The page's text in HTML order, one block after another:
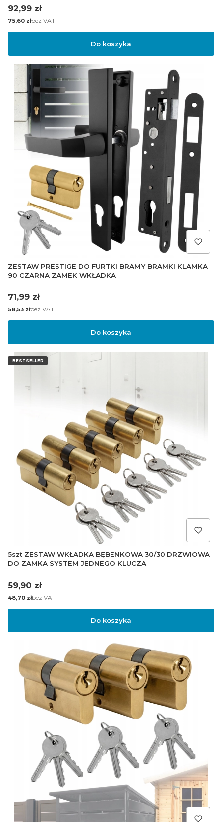
Cena
92,99 zł
Cena
75,60 złbez VAT
Do koszyka
ZESTAW PRESTIGE DO FURTKI BRAMY BRAMKI KLAMKA
90 CZARNA ZAMEK WKŁADKA
Cena
71,99 zł
Cena
58,53 złbez VAT
Do koszyka
BESTSELLER
5szt ZESTAW WKŁADKA BĘBENKOWA 30/30 DRZWIOWA
DO ZAMKA SYSTEM JEDNEGO KLUCZA
Cena
59,90 zł
Cena
48,70 złbez VAT
Do koszyka